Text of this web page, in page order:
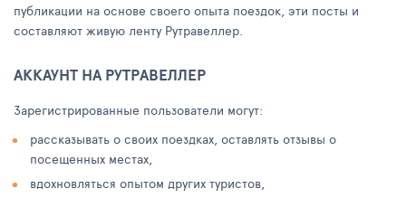
публикации на основе своего опыта поездок, эти посты и
составляют живую ленту Рутравеллер.
АККАУНТ НА РУТРАВЕЛЛЕР
Зарегистрированные пользователи могут:
рассказывать о своих поездках, оставлять отзывы о
посещенных местах,
вдохновляться опытом других туристов,